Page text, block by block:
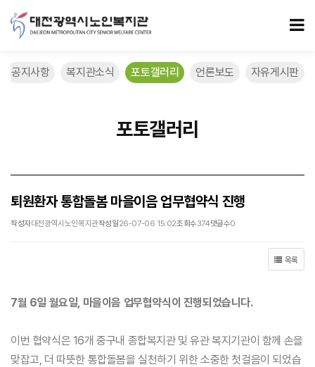
퇴원환자 통합돌봄 마을이음 업무협약식 진행 > 포토갤러리
공지사항 복지관소식 포토갤러리 언론보도 자유게시판
포토갤러리
퇴원환자 통합돌봄 마을이음 업무협약식 진행
작성자대전광역시노인복지관작성일26-07-06 15:02조회수374댓글수0
목록
7월 6일 월요일, 마을이음 업무협약식이 진행되었습니다.
이번 협약식은 16개 중구내 종합복지관 및 유관 복지기관이 함께 손을
맞잡고, 더 따뜻한 통합돌봄을 실천하기 위한 소중한 첫걸음이 되었습